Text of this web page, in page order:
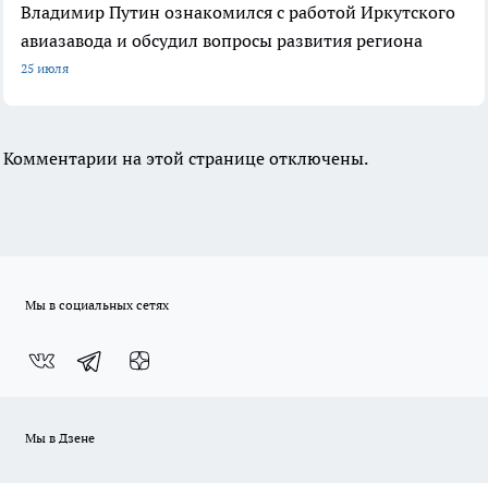
Владимир Путин ознакомился с работой Иркутского
авиазавода и обсудил вопросы развития региона
25 июля
Комментарии на этой странице отключены.
Мы в социальных сетях
Мы в Дзене